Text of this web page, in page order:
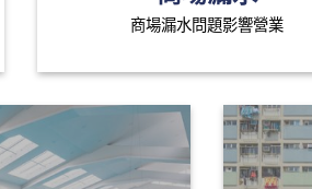
商場漏水問題影響營業